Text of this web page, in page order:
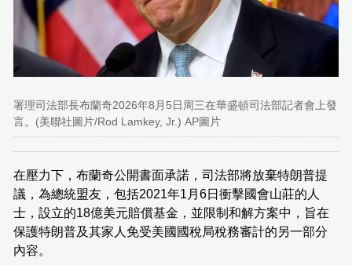
署理司法部長布蘭奇2026年8月5日周三在華盛頓司法部記者會上發
言。(美聯社圖片/Rod Lamkey, Jr.) AP圖片
在壓力下，布蘭奇公開書面承諾，司法部將放棄特朗普提
議，為總統盟友，包括2021年1月6日衝擊國會山莊的人
士，設立的18億美元賠償基金，並限制和解方案中，旨在
保護特朗普及其家人免受美國國稅局稅務審計的另一部分
內容。